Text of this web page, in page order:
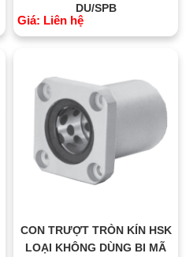
DU/SPB
Giá: Liên hệ
CON TRƯỢT TRÒN KÍN HSK
LOẠI KHÔNG DÙNG BI MÃ